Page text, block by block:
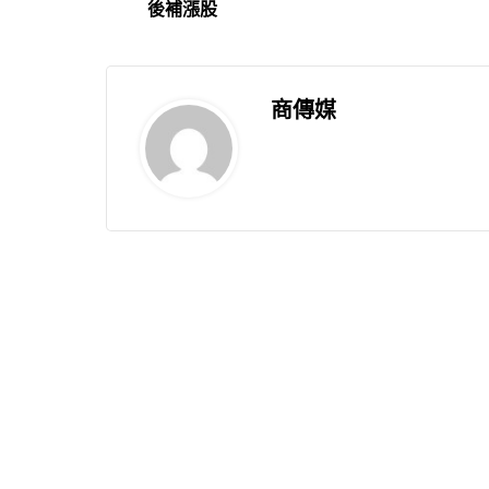
後補漲股
商傳媒